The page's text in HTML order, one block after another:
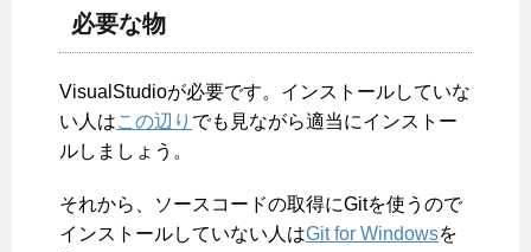
必要な物
VisualStudioが必要です。インストールしていな
い人はこの辺り でも見ながら適当にインストー
ルしましょう。
それから、ソースコードの取得にGitを使うので
インストールしていない人はGit for Windowsを